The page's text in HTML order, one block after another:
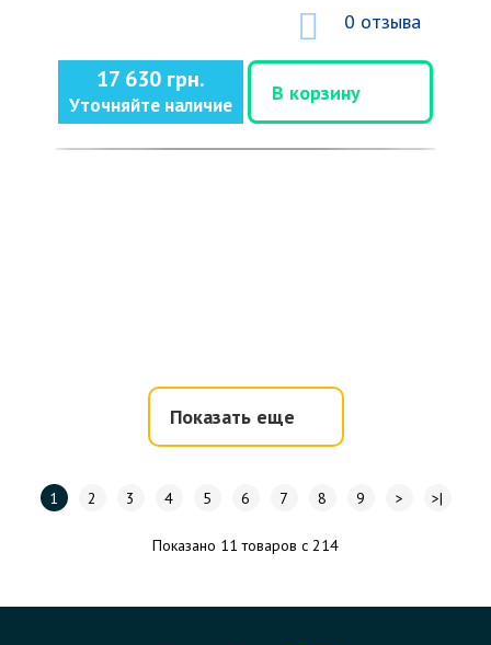
0 отзыва
17 630 грн.
Уточняйте наличие
В корзину
Показать еще
1 2 3 4 5 6 7 8 9 > >|
Показано 11 товаров с 214